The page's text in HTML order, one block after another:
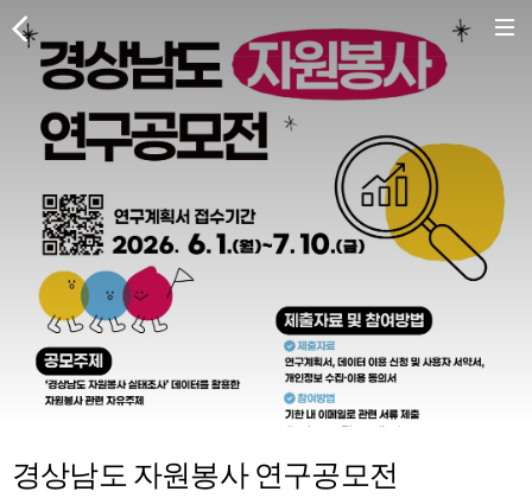
경상남도 자원봉사 연구공모전